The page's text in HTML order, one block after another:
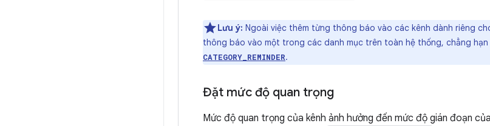
Lưu ý: Ngoài việc thêm từng thông báo vào các kênh dành riêng
thông báo vào một trong các danh mục trên toàn hệ thống, chẳng hạn
CATEGORY_REMINDER.
Đặt mức độ quan trọng
Mức độ quan trọng của kênh ảnh hưởng đến mức độ gián đoạn